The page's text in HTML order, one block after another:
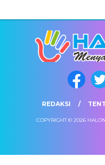
REDAKSI
COPYRIGHT © 2026